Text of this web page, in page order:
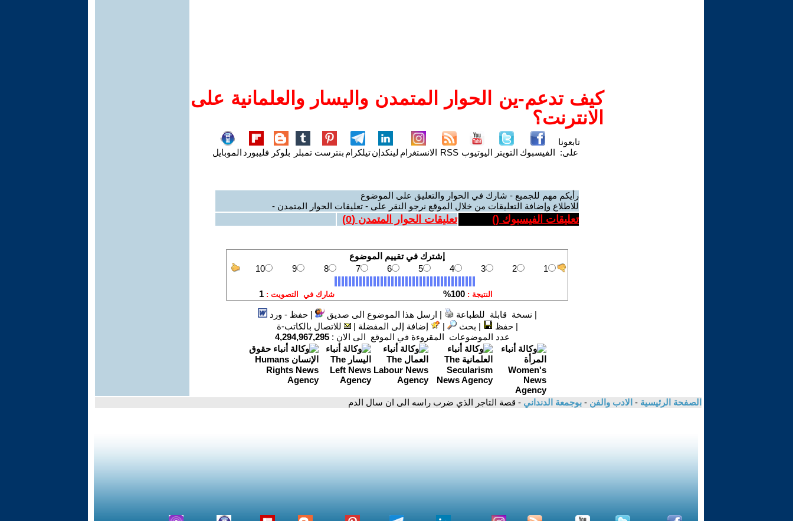
كيف تدعم-ين الحوار المتمدن واليسار والعلمانية على
الانترنت؟
تابعونا
على: الفيسبوك التويتر اليوتيوب RSS الانستغرام لينكدإنتيلكرام بنترست تمبلر بلوكر فليبورد الموبايل
رأيكم مهم للجميع - شارك في الحوار والتعليق على الموضوع
للاطلاع وإضافة التعليقات من خلال الموقع نرجو النقر على - تعليقات الحوار المتمدن -
تعليقات الفيسبوك () تعليقات الحوار المتمدن (0
)
| نسخة قابلة للطباعة | ارسل هذا الموضوع الى صديق |حفظ - ورد
|حفظ | بحث | إضافة إلى المفضلة |
للاتصال بالكاتب-ة
عدد الموضوعات المقروءة في الموقع الى الان : 4,294,967,295
الصفحة الرئيسية - الادب والفن - بوجمعة الدنداني - قصة التاجر الذي ضرب راسه الى ان سال الدم